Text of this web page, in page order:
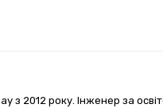
з 2012 року. Інженер за